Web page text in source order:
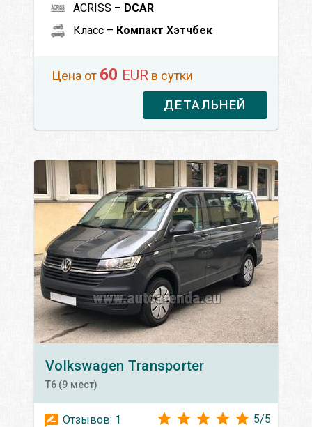
ACRISS – DCAR
Класс – Компакт Хэтчбек
Цена от 60 EUR в сутки
ДЕТАЛЬНЕЙ
Volkswagen Transporter
T6 (9 мест)
Отзывов: 1 5/5